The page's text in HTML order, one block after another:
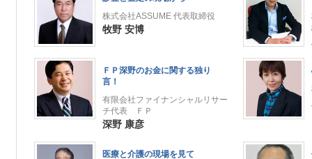
株式会社ASSUME 代表取締役
牧野 安博
ＦＰ深野のお金に関する独り
言！
有限会社ファイナンシャルリサー
チ代表 ＦＰ
深野 康彦
医療と介護の現場を見て